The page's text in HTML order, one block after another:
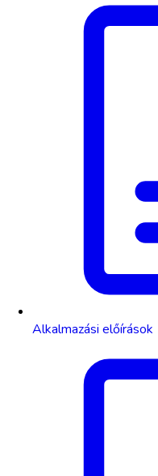
Alkalmazási előírások